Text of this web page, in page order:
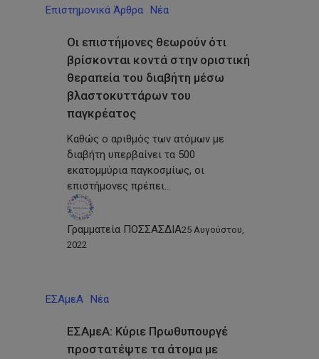
Επιστημονικά Άρθρα Νέα
Οι επιστήμονες θεωρούν ότι
βρίσκονται κοντά στην οριστική
θεραπεία του διαβήτη μέσω
βλαστοκυττάρων του
παγκρέατος
Καθώς ο αριθμός των ατόμων με
διαβήτη υπερβαίνει τα 500
εκατομμύρια παγκοσμίως, οι
επιστήμονες πρέπει…
Γραμματεία ΠΟΣΣΑΣΔΙΑ25 Αυγούστου,
2022
ΕΣΑμεΑ Νέα
ΕΣΑμεΑ: Κύριε Πρωθυπουργέ
προστατέψτε τα άτομα με